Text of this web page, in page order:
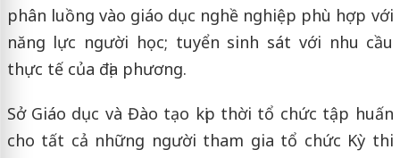
phân luồng vào giáo dục nghề nghiệp phù hợp với
năng lực người học; tuyển sinh sát với nhu cầu
thực tế của địa phương.
Sở Giáo dục và Đào tạo kịp thời tổ chức tập huấn
cho tất cả những người tham gia tổ chức Kỳ thi